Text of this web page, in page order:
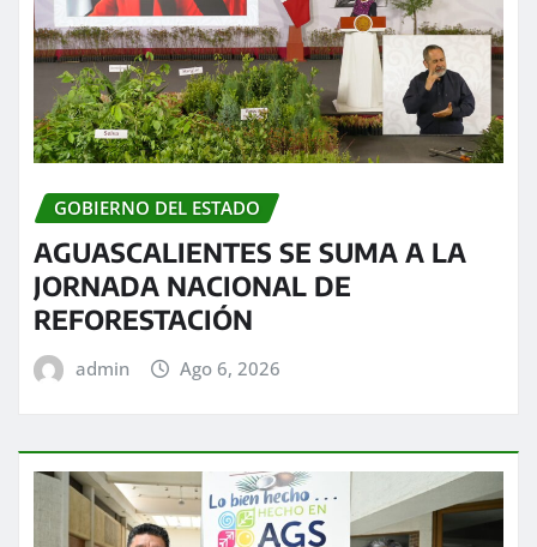
GOBIERNO DEL ESTADO
AGUASCALIENTES SE SUMA A LA
JORNADA NACIONAL DE
REFORESTACIÓN
admin Ago 6, 2026